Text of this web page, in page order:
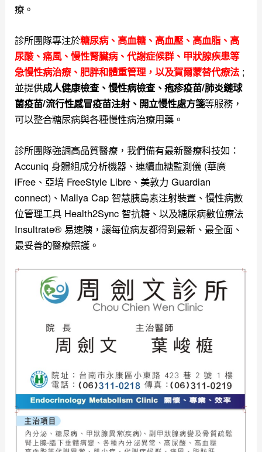
療。
診所團隊專注於糖尿病、高血糖、高血壓、高血脂、高
尿酸、痛風、慢性腎臟病、代謝症候群、甲狀腺疾患等
急慢性病治療、肥胖和體重管理，以及賀爾蒙替代療法 ;
並提供成人健康檢查、慢性病檢查、疱疹疫苗/肺炎鏈球
菌疫苗/流行性感冒疫苗注射、開立慢性處方箋等服務，
可以整合糖尿病與各種慢性病治療用藥。
診所團隊強調高品質醫療，我們備有最新醫療科技如：
Accuniq 身體組成分析機器、連續血糖監測儀 (華廣
iFree、亞培 FreeStyle Libre、美敦力 Guardian
connect)、Mallya Cap 智慧胰島素注射裝置、慢性病數
位管理工具 Health2Sync 智抗糖、以及糖尿病數位療法
Insultrate® 易速胰，讓每位病友都得到最新、最全面、
最妥善的醫療照護。